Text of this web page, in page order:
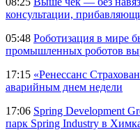
консультации,
05:48 Роботизация в мире
промышленных роботов
17:15 «Ренессанс
аварийным днем недели
17:06 Spring Development
парк Spring Industry в